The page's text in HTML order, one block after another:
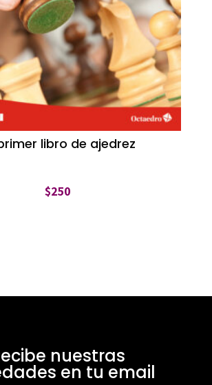
libro de ajedrez
$250
nuestras
en tu email